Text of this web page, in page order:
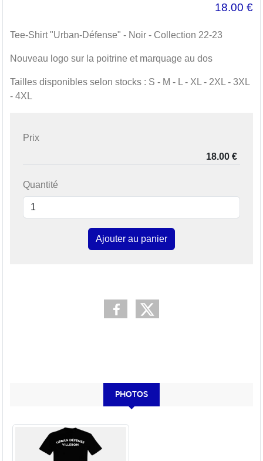
18.00 €
Tee-Shirt "Urban-Défense" - Noir - Collection 22-23
Nouveau logo sur la poitrine et marquage au dos
Tailles disponibles selon stocks : S - M - L - XL - 2XL - 3XL
- 4XL
Prix
Quantité
Ajouter au panier
PHOTOS